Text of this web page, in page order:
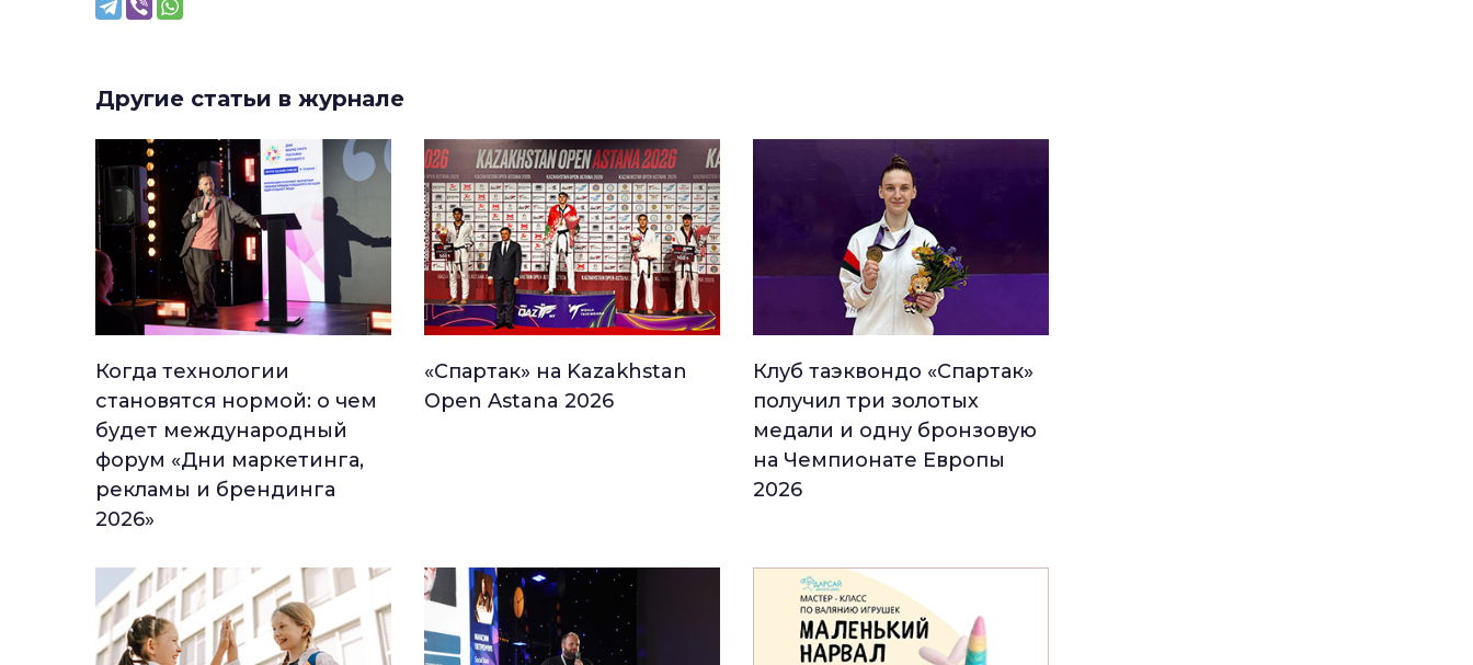
Другие статьи в журнале
Когда технологии
становятся нормой: о чем
будет международный
форум «Дни маркетинга,
рекламы и брендинга
2026»
«Спартак» на Kazakhstan
Open Astana 2026
Клуб таэквондо «Спартак»
получил три золотых
медали и одну бронзовую
на Чемпионате Европы
2026